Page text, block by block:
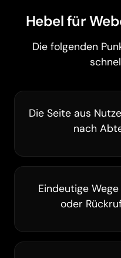
Hebel für
Die folgenden
Die Seite aus
nach
Eindeutige
oder
Barrierefreiheit